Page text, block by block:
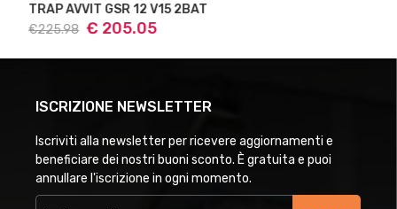
TRAP AVVIT GSR 12 V15 2BAT
€225.98 € 205.05
ISCRIZIONE NEWSLETTER
Iscriviti alla newsletter per ricevere aggiornamenti e
beneficiare dei nostri buoni sconto. È gratuita e puoi
annullare l'iscrizione in ogni momento.